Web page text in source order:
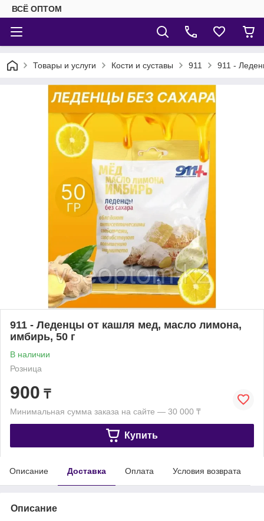
ВСЁ ОПТОМ
Товары и услуги Кости и суставы 911 911 -
911 - Леденцы от кашля мед, масло лимона,
имбирь, 50 г
В наличии
Розница
900 ₸
Минимальная сумма заказа на сайте — 30 000 ₸
Купить
Описание Доставка Оплата Условия возврата
Описание